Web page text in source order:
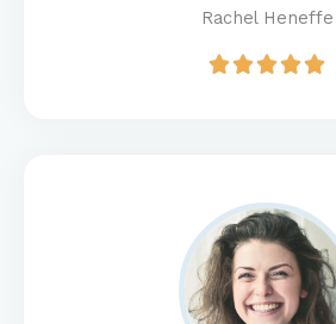
Rachel Heneffe
R
u
t
o
f